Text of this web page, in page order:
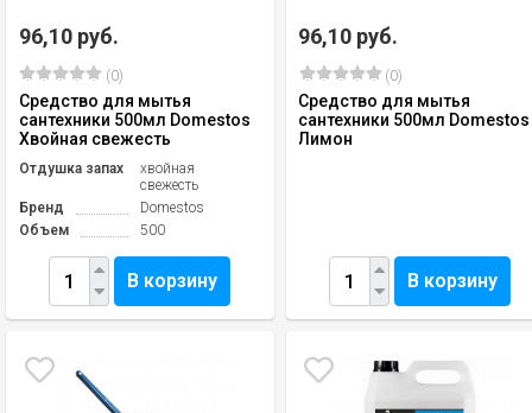
96,10 руб.
(0)
Средство для мытья
сантехники 500мл Domestos
Хвойная свежесть
Отдушка запах
хвойная
свежесть
Бренд
Domestos
Объем
500
В корзину
96,10 руб.
(0)
Средство для мытья
сантехники 500мл Domestos
Лимон
В корзину